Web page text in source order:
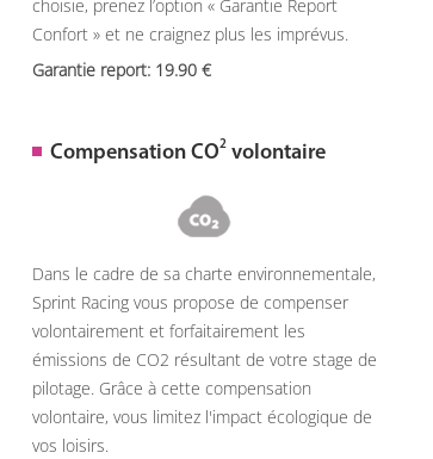
choisie, prenez l’option « Garantie Report
Confort » et ne craignez plus les imprévus.
Garantie report: 19.90
Compensation CO2volontaire
Dans le cadre de sa charte environnementale,
Sprint Racing vous propose de compenser
volontairement et forfaitairement les
émissions de CO2 résultant de votre stage de
pilotage. Grâce à cette compensation
volontaire, vous limitez l'impact écologique de
vos loisirs.